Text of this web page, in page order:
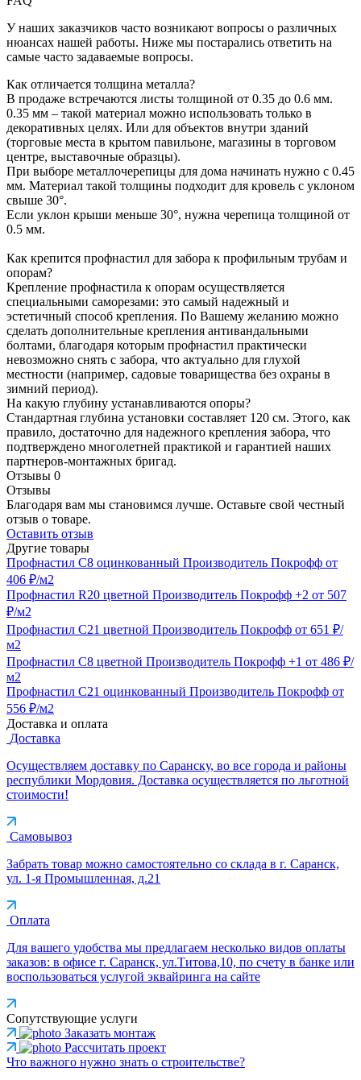
У наших заказчиков часто возникают вопросы о различных
нюансах нашей работы. Ниже мы постарались ответить на
самые часто задаваемые вопросы.
Как отличается толщина металла?
В продаже встречаются листы толщиной от 0.35 до 0.6 мм.
0.35 мм – такой материал можно использовать только в
декоративных целях. Или для объектов внутри зданий
(торговые места в крытом павильоне, магазины в торговом
центре, выставочные образцы).
При выборе металлочерепицы для дома начинать нужно с 0.45
мм. Материал такой толщины подходит для кровель с уклоном
свыше 30°.
Если уклон крыши меньше 30°, нужна черепица толщиной от
0.5 мм.
Как крепится профнастил для забора к профильным трубам и
опорам?
Крепление профнастила к опорам осуществляется
специальными саморезами: это самый надежный и
эстетичный способ крепления. По Вашему желанию можно
сделать дополнительные крепления антивандальными
болтами, благодаря которым профнастил практически
невозможно снять с забора, что актуально для глухой
местности (например, садовые товарищества без охраны в
зимний период).
На какую глубину устанавливаются опоры?
Стандартная глубина установки составляет 120 см. Этого, как
правило, достаточно для надежного крепления забора, что
подтверждено многолетней практикой и гарантией наших
партнеров-монтажных бригад.
Отзывы 0
Отзывы
Благодаря вам мы становимся лучше. Оставьте свой честный
отзыв о товаре.
Оставить отзыв
Другие товары
Профнастил С8 оцинкованный Производитель Покрофф от
406 ₽/м2
Профнастил R20 цветной Производитель Покрофф +2 от 507
₽/м2
Профнастил С21 цветной Производитель Покрофф от 651 ₽/
м2
Профнастил С8 цветной Производитель Покрофф +1 от 486 ₽/
м2
Профнастил С21 оцинкованный Производитель Покрофф от
556 ₽/м2
Доставка и оплата
Доставка
Осуществляем доставку по Саранску, во все города и районы
республики Мордовия. Доставка осуществляется по льготной
стоимости!
Самовывоз
Забрать товар можно самостоятельно со склада в г. Саранск,
ул. 1-я Промышленная, д.21
Оплата
Для вашего удобства мы предлагаем несколько видов оплаты
заказов: в офисе г. Саранск, ул.Титова,10, по счету в банке или
воспользоваться услугой эквайринга на сайте
Сопутствующие услуги
Заказать монтаж
Рассчитать проект
Что важного нужно знать о строительстве?